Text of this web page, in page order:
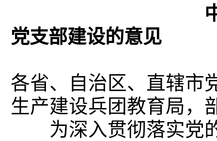
中共教育部党
党支部建设的意见
各省、自治区、直辖市
生产建设兵团教育局，
为深入贯彻落实党的